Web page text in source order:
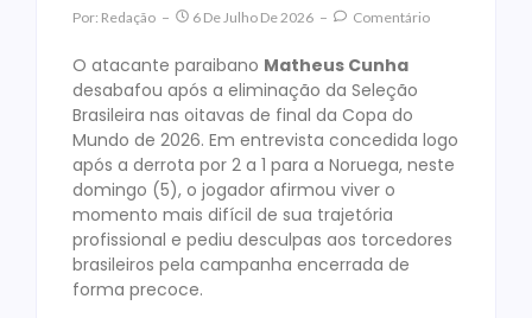
Por: Redação 6 De Julho De 2026 Comentário
O atacante paraibano Matheus Cunha
desabafou após a eliminação da Seleção
Brasileira nas oitavas de final da Copa do
Mundo de 2026. Em entrevista concedida logo
após a derrota por 2 a 1 para a Noruega, neste
domingo (5), o jogador afirmou viver o
momento mais difícil de sua trajetória
profissional e pediu desculpas aos torcedores
brasileiros pela campanha encerrada de
forma precoce.